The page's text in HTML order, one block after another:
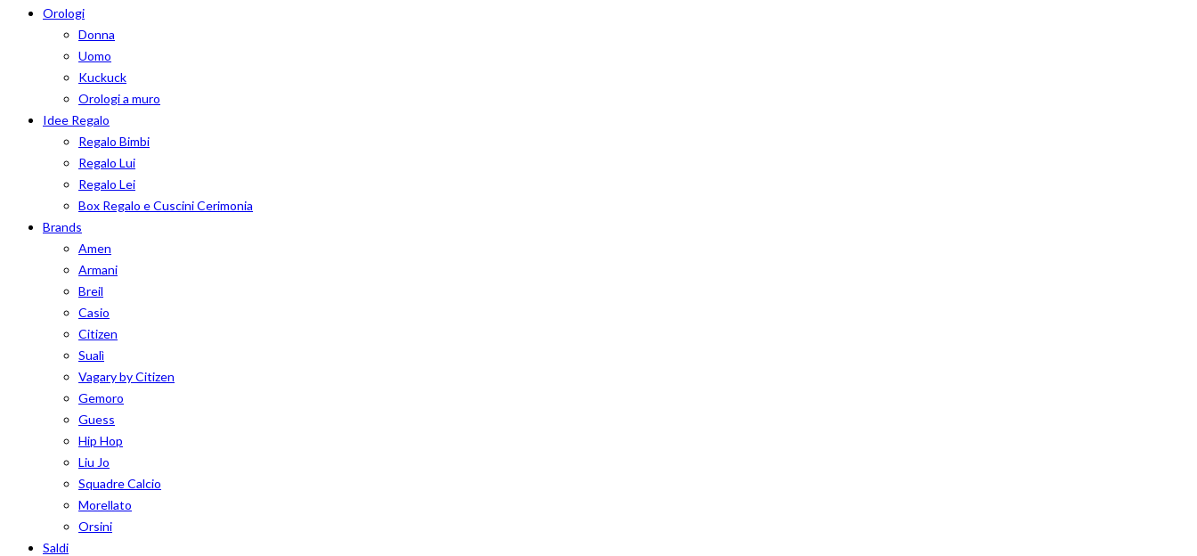
Orologi
Donna
Uomo
Kuckuck
Orologi a muro
Idee Regalo
Regalo Bimbi
Regalo Lui
Regalo Lei
Box Regalo e Cuscini Cerimonia
Brands
Amen
Armani
Breil
Casio
Citizen
Sualì
Vagary by Citizen
Gemoro
Guess
Hip Hop
Liu Jo
Squadre Calcio
Morellato
Orsini
Saldi